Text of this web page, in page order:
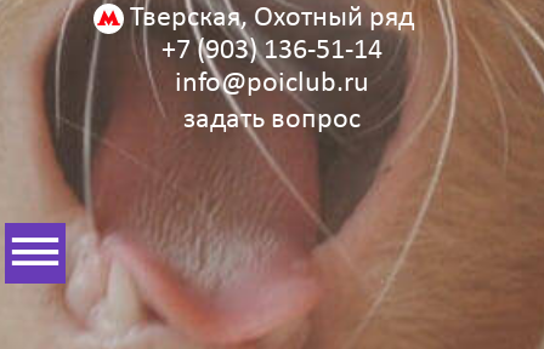
Тверская, Охотный ряд
+7 (903) 136‑51‑14
info@poiclub.ru
задать вопрос